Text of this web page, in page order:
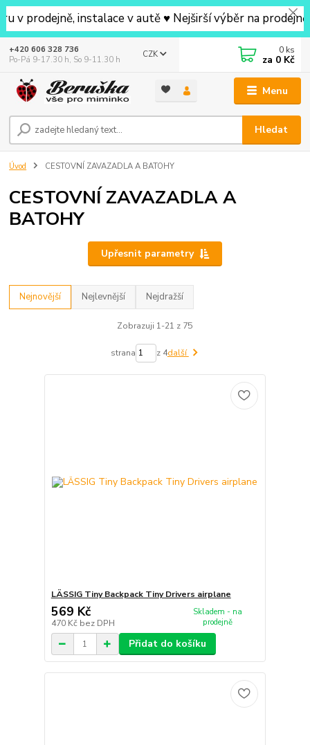
instalace v autě ♥ Nejširší výběr na prodejně
Menu
CZK
Hledat
+420 606 328 736
Po-Pá 9-17.30 h, So 9-11.30 h
0 ks
za 0 Kč
Úvod CESTOVNÍ ZAVAZADLA A BATOHY
CESTOVNÍ ZAVAZADLA A
BATOHY
Upřesnit parametry
Nejnovější Nejlevnější Nejdražší
Zobrazuji 1-21 z 75
strana z 4další
LÄSSIG Tiny Backpack Tiny Drivers airplane
569 Kč
470 Kč bez DPH
Skladem - na
prodejně
Přidat do košíku